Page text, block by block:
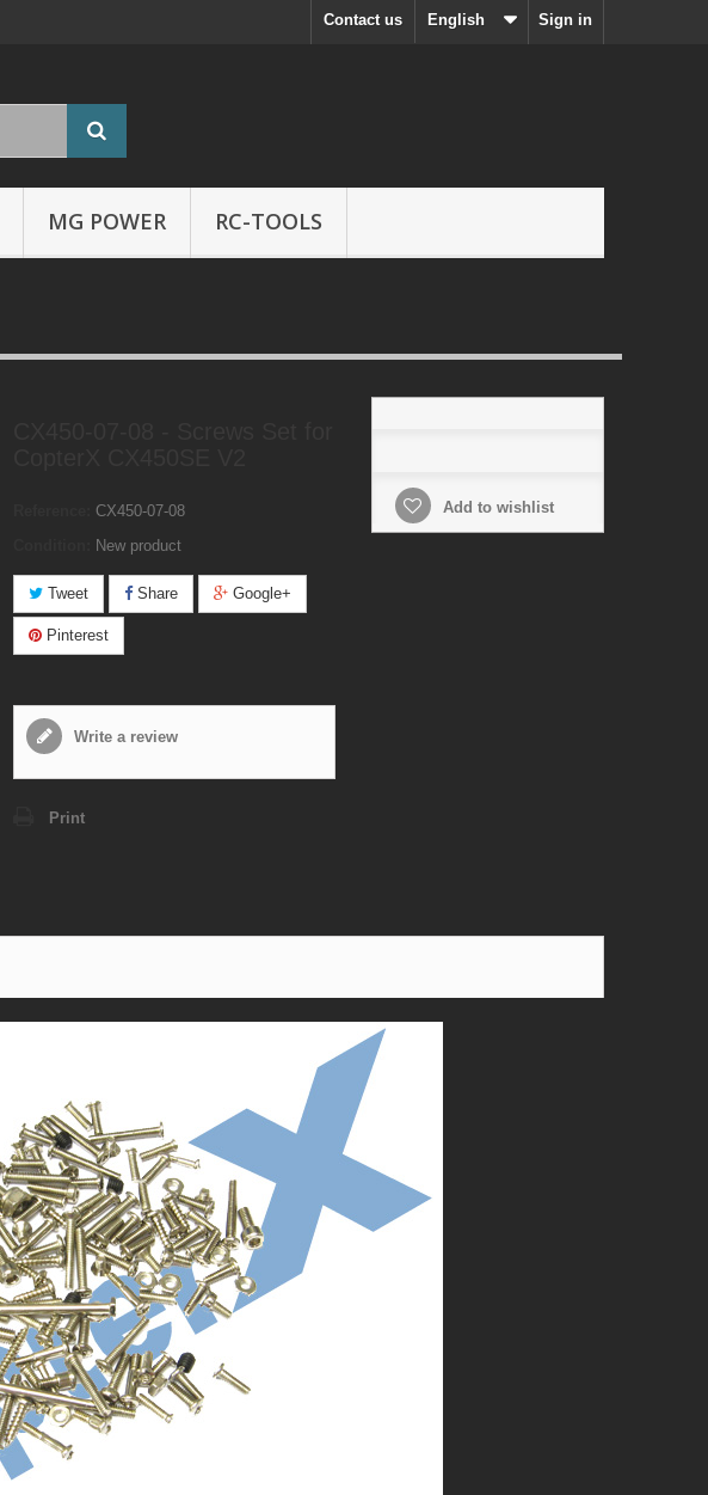
Sign in
English
Contact us
MG POWER RC-TOOLS
CX450-07-08
New product
Tweet Share Google+
Pinterest
Write a review
Print
Add to wishlist